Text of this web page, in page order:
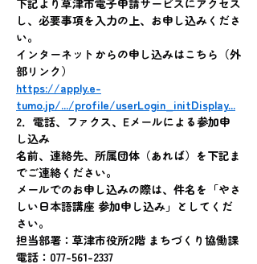
下記より草津市電子申請サービスにアクセス
し、必要事項を入力の上、お申し込みくださ
い。
インターネットからの申し込みはこちら（外
部リンク）
https://apply.e-
tumo.jp/.../profile/userLogin_initDisplay...
2．電話、ファクス、Eメールによる参加申
し込み
名前、連絡先、所属団体（あれば）を下記ま
でご連絡ください。
メールでのお申し込みの際は、件名を「やさ
しい日本語講座 参加申し込み」としてくだ
さい。
担当部署：草津市役所2階 まちづくり協働課
電話：077-561-2337